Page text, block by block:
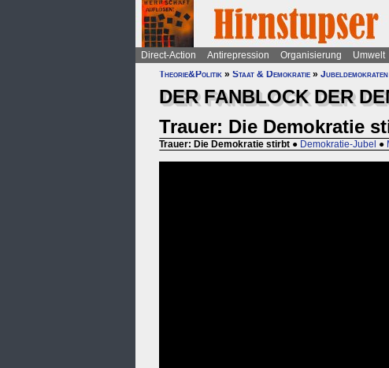
Direct-Action Antirepression Organisierung Umwelt
Theorie&Politik » Staat & Demokratie » Jubeldemokraten
DER FANBLOCK DER
Trauer: Die Demokratie
Trauer: Die Demokratie stirbt ● Demokratie-Jubel ●